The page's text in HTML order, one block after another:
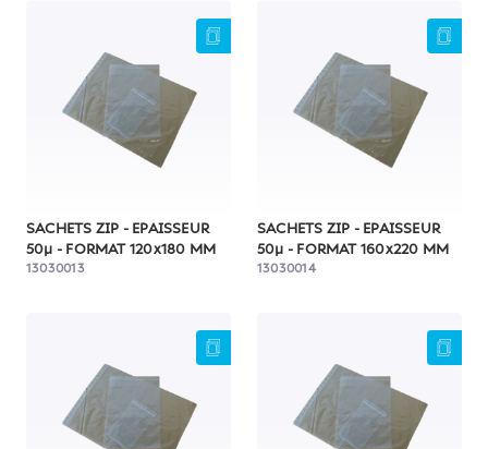
SACHETS ZIP - EPAISSEUR
50µ - FORMAT 120x180 MM
13030013
SACHETS ZIP - EPAISSEUR
50µ - FORMAT 160x220 MM
13030014